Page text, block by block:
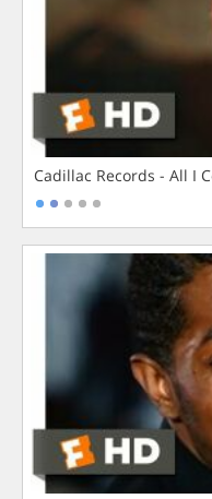
Cadillac Records - All I